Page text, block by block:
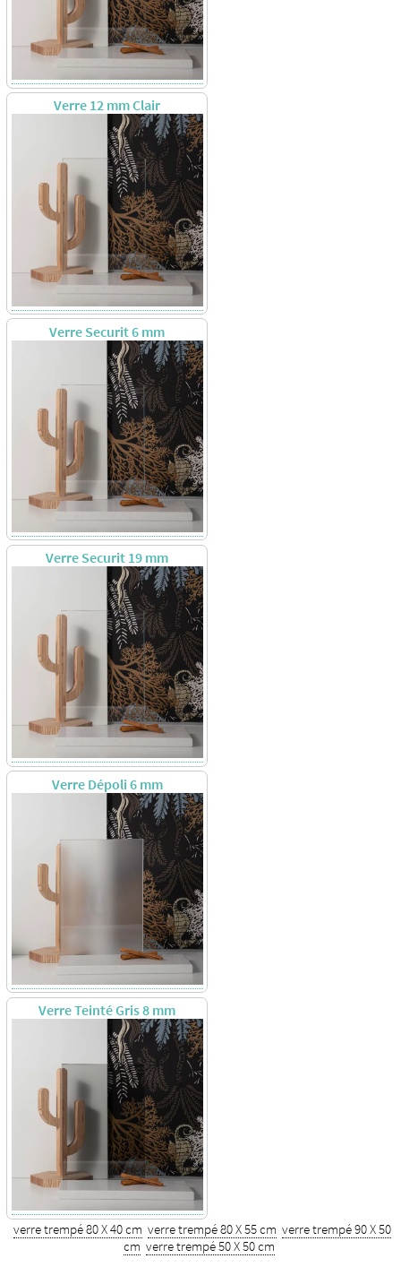
Verre 12 mm Clair
Verre Securit 6 mm
Verre Securit 19 mm
Verre Dépoli 6 mm
Verre Teinté Gris 8 mm
verre trempé 80 X 40 cm verre trempé 80 X 55 cm verre trempé 90 X 50
cm verre trempé 50 X 50 cm